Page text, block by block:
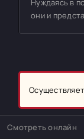
Нуждаясь в
они и
Смотреть онлайн